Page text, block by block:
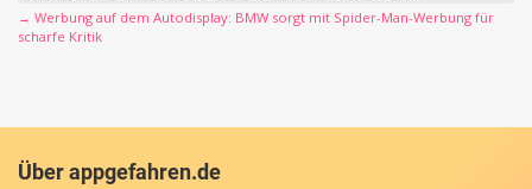
→ Werbung auf dem Autodisplay: BMW sorgt mit Spider-Man-Werbung für
scharfe Kritik
Über appgefahren.de